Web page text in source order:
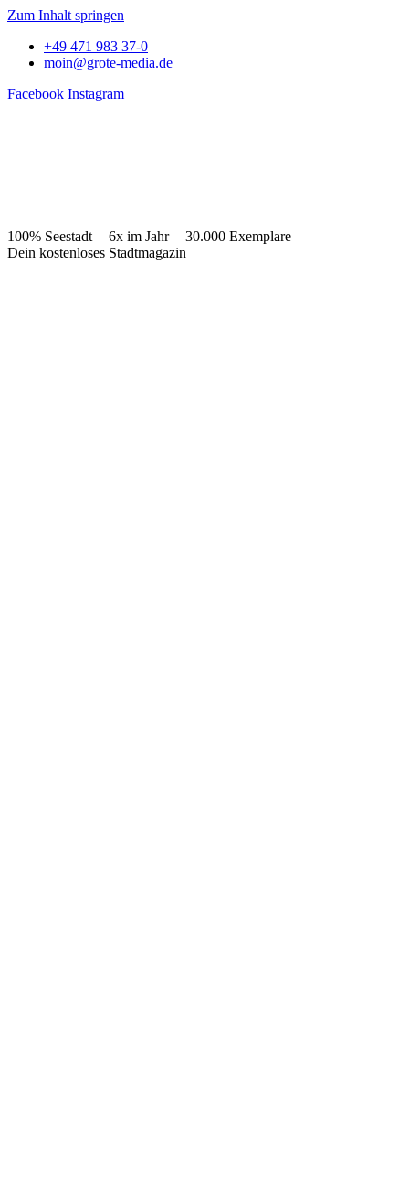
Zum Inhalt springen
+49 471 983 37-0
moin@grote-media.de
Facebook Instagram
100% Seestadt 6x im Jahr
30.000 Exemplare
Dein kostenloses Stadtmagazin